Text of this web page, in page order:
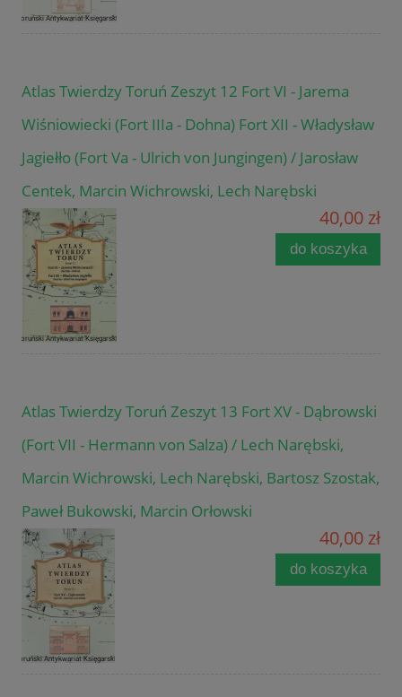
Atlas Twierdzy Toruń Zeszyt 12 Fort VI - Jarema
Wiśniowiecki (Fort IIIa - Dohna) Fort XII - Władysław
Jagiełło (Fort Va - Ulrich von Jungingen) / Jarosław
Centek, Marcin Wichrowski, Lech Narębski
40,00 zł
do koszyka
Atlas Twierdzy Toruń Zeszyt 13 Fort XV - Dąbrowski
(Fort VII - Hermann von Salza) / Lech Narębski,
Marcin Wichrowski, Lech Narębski, Bartosz Szostak,
Paweł Bukowski, Marcin Orłowski
40,00 zł
do koszyka